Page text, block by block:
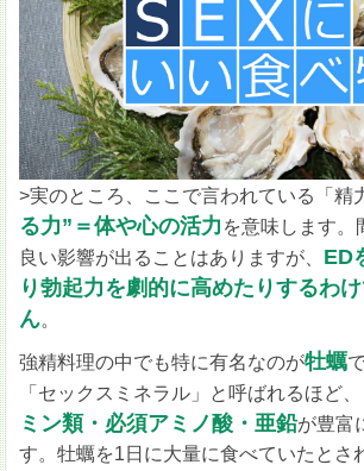
>実のところ、ここで言われている「精
る力”＝体や心の活力 を意味します。
良い影響が出ることはありますが、 ED
り勃起力を劇的に高めたりするわ
ん。
強精料理の中でも特に有名なのが牡蠣
「セックスミネラル」と呼ばれるほど、
ミン類・必須アミノ酸・亜鉛が豊富
す。牡蠣を1日に大量に食べていたとさ